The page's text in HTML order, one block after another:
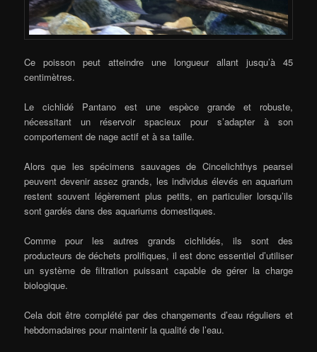
Ce poisson peut atteindre une longueur allant jusqu’à 45
centimètres.
Le cichlidé Pantano est une espèce grande et robuste,
nécessitant un réservoir spacieux pour s’adapter à son
comportement de nage actif et à sa taille.
Alors que les spécimens sauvages de Cincelichthys pearsei
peuvent devenir assez grands, les individus élevés en aquarium
restent souvent légèrement plus petits, en particulier lorsqu’ils
sont gardés dans des aquariums domestiques.
Comme pour les autres grands cichlidés, ils sont des
producteurs de déchets prolifiques, il est donc essentiel d’utiliser
un système de filtration puissant capable de gérer la charge
biologique.
Cela doit être complété par des changements d’eau réguliers et
hebdomadaires pour maintenir la qualité de l’eau.